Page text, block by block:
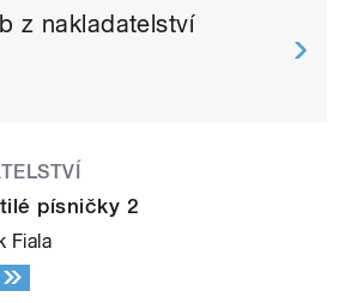
z nakladatelství
písničky 2
Fiala